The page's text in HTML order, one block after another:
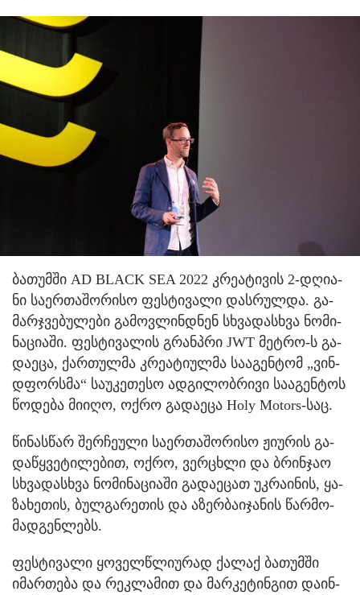
ბა­თუმ­ში AD BLACK SEA 2022 კრე­ა­ტი­ვის 2-დღი­ა­
ნი სა­ერ­თა­შო­რი­სო ფეს­ტი­ვა­ლი დას­რულ­და. გა­
მარ­ჯვე­ბუ­ლე­ბი გა­მოვ­ლინ­დნენ სხვა­დას­ხვა ნო­მი­
ნა­ცი­ა­ში. ფეს­ტი­ვა­ლის გრანპ­რი JWT მეტ­რო-ს გა­
და­ე­ცა, ქარ­თულ­მა კრე­ა­ტი­ულ­მა სა­ა­გენ­ტომ „ვინ­
დფორ­სმა“ სა­უ­კე­თე­სო ად­გი­ლობ­რი­ვი სა­ა­გენ­ტოს
წო­დე­ბა მი­ი­ღო, ოქრო გა­და­ე­ცა Holy Motors-საც.
წი­ნას­წარ შერ­ჩე­უ­ლი სა­ერ­თა­შო­რი­სო ჟი­უ­რის გა­
და­წყვე­ტი­ლე­ბით, ოქრო, ვერ­ცხლი და ბრინ­ჯაო
სხვა­დას­ხვა ნო­მი­ნა­ცი­ა­ში გა­და­ე­ცათ უკ­რა­ი­ნის, ყა­
ზა­ხე­თის, ბულ­გა­რე­თის და აზერ­ბა­ი­ჯა­ნის წარ­მო­
მად­გენ­ლებს.
ფეს­ტი­ვა­ლი ყო­ველ­წლი­უ­რად ქა­ლაქ ბა­თუმ­ში
იმარ­თე­ბა და რეკ­ლა­მით და მარ­კე­ტინ­გით და­ინ­